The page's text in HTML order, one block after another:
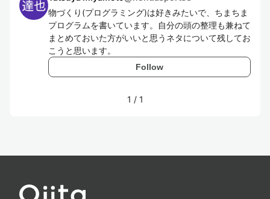
物づくり(プログラミング)は好きみたいで、ちまちま
プログラムを書いています。自分の頭の整理も兼ねて
まとめておいた方がいいと思うネタについて残してお
こうと思います。
Follow
1 / 1